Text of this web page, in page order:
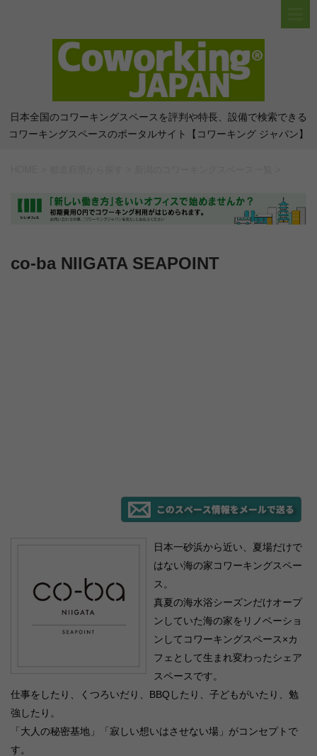
日本全国のコワーキングスペースを評判や特長、設備で検索できる
コワーキングスペースのポータルサイト【コワーキング ジャパン】
co-ba NIIGATA SEAPOINT
日本一砂浜から近い、夏場だけで
はない海の家コワーキングスペー
ス。
真夏の海水浴シーズンだけオープ
ンしていた海の家をリノベーショ
ンしてコワーキングスペース×カ
フェとして生まれ変わったシェア
スペースです。
仕事をしたり、くつろいだり、BBQしたり、子どもがいたり、勉
強したり。
「大人の秘密基地」「寂しい想いはさせない場」がコンセプトで
す。